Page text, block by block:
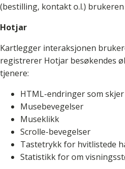
(bestilling, kontakt o.l.)
Hotjar
Kartlegger interaksjonen
registrerer Hotjar besøkendes
tjenere:
HTML-endringer som
Musebevegelser
Museklikk
Scrolle-bevegelser
Tastetrykk for hvitlistede
Statistikk for om